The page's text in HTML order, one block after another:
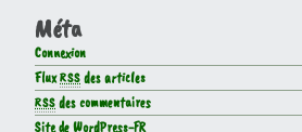
Méta
Connexion
FluxRSSdes articles
RSSdes commentaires
Site de WordPress-FR